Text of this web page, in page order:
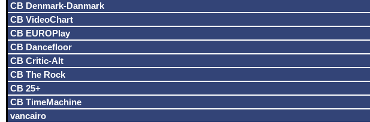
CB Denmark-Danmark
CB VideoChart
CB EUROPlay
CB Dancefloor
CB Critic-Alt
CB The Rock
CB 25+
CB TimeMachine
vancairo